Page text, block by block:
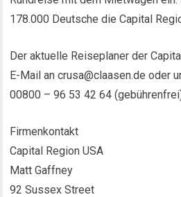
178.000 Deutsche die Capital
Der aktuelle Reiseplaner der
E-Mail an crusa@claasen.de oder
00800 – 96 53 42 64
Firmenkontakt
Capital Region USA
Matt Gaffney
92 Sussex Street